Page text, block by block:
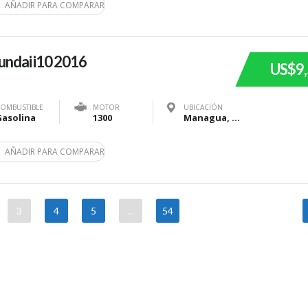
AÑADIR PARA COMPARAR
i10 2016
MOTOR
1300
UBICACIÓN
Managua, Nicaragua
AÑADIR PARA COMPARAR
3 4 5 … 54